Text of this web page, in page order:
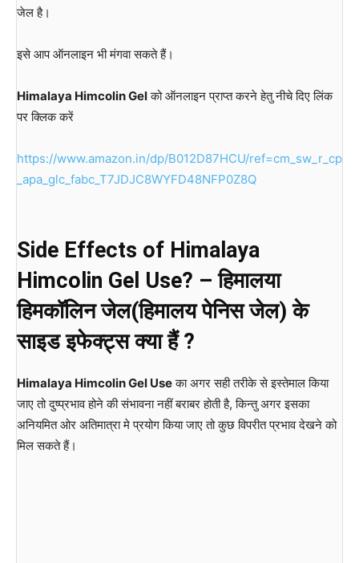
जेल है।
इसे आप ऑनलाइन भी मंगवा सकते हैं।
Himalaya Himcolin Gelको ऑनलाइन प्राप्त करने हेतु नीचे दिए लिंक
पर क्लिक करें
https://www.amazon.in/dp/B012D87HCU/ref=cm_sw_r_cp
_apa_glc_fabc_T7JDJC8WYFD48NFP0Z8Q
Side Effects of Himalaya
Himcolin Gel Use? – हिमालया
हिमकॉलिन जेल(हिमालय पेनिस जेल) के
साइड इफेक्ट्स क्या हैं ?
Himalaya Himcolin Gel Useका अगर सही तरीके से इस्तेमाल किया
जाए तो दुष्प्रभाव होने की संभावना नहीं बराबर होती है, किन्तु अगर इसका
अनियमित ओर अतिमात्रा मे प्रयोग किया जाए तो कुछ विपरीत प्रभाव देखने को
मिल सकते हैं।